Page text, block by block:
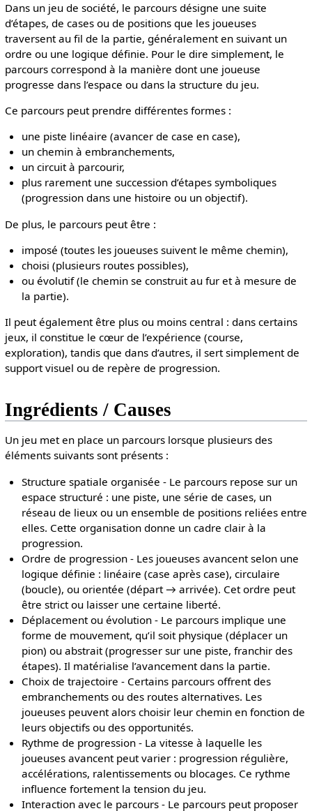
Dans un jeu de société, le parcours désigne une suite
d’étapes, de cases ou de positions que les joueuses
traversent au fil de la partie, généralement en suivant un
ordre ou une logique définie. Pour le dire simplement, le
parcours correspond à la manière dont une joueuse
progresse dans l’espace ou dans la structure du jeu.
Ce parcours peut prendre différentes formes :
une piste linéaire (avancer de case en case),
un chemin à embranchements,
un circuit à parcourir,
plus rarement une succession d’étapes symboliques
(progression dans une histoire ou un objectif).
De plus, le parcours peut être :
imposé (toutes les joueuses suivent le même chemin),
choisi (plusieurs routes possibles),
ou évolutif (le chemin se construit au fur et à mesure de
la partie).
Il peut également être plus ou moins central : dans certains
jeux, il constitue le cœur de l’expérience (course,
exploration), tandis que dans d’autres, il sert simplement de
support visuel ou de repère de progression.
Ingrédients / Causes
Un jeu met en place un parcours lorsque plusieurs des
éléments suivants sont présents :
Structure spatiale organisée - Le parcours repose sur un
espace structuré : une piste, une série de cases, un
réseau de lieux ou un ensemble de positions reliées entre
elles. Cette organisation donne un cadre clair à la
progression.
Ordre de progression - Les joueuses avancent selon une
logique définie : linéaire (case après case), circulaire
(boucle), ou orientée (départ → arrivée). Cet ordre peut
être strict ou laisser une certaine liberté.
Déplacement ou évolution - Le parcours implique une
forme de mouvement, qu’il soit physique (déplacer un
pion) ou abstrait (progresser sur une piste, franchir des
étapes). Il matérialise l’avancement dans la partie.
Choix de trajectoire - Certains parcours offrent des
embranchements ou des routes alternatives. Les
joueuses peuvent alors choisir leur chemin en fonction de
leurs objectifs ou des opportunités.
Rythme de progression - La vitesse à laquelle les
joueuses avancent peut varier : progression régulière,
accélérations, ralentissements ou blocages. Ce rythme
influence fortement la tension du jeu.
Interaction avec le parcours - Le parcours peut proposer